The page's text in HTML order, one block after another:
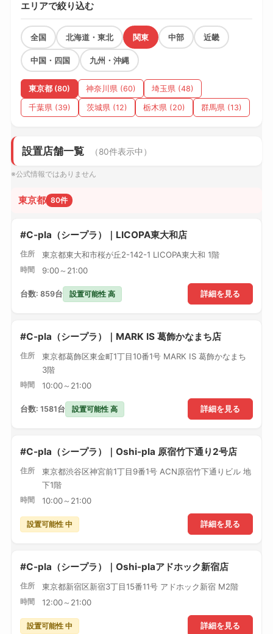
エリアで絞り込む
全国 北海道・東北 関東 中部 近畿
中国・四国 九州・沖縄
東京都 (80) 神奈川県 (60) 埼玉県 (48)
千葉県 (39) 茨城県 (12) 栃木県 (20) 群馬県 (13)
設置店舗一覧 （80件表示中）
※公式情報ではありません
東京都 80件
#C-pla（シープラ）｜LICOPA東大和店
住所 東京都東大和市桜が丘2-142-1 LICOPA東大和 1階
時間 9:00～21:00
詳細を見る
台数: 859台 設置可能性 高
#C-pla（シープラ）｜MARK IS 葛飾かなまち店
住所
東京都葛飾区東金町1丁目10番1号 MARK IS 葛飾かなまち
3階
時間 10:00～21:00
詳細を見る
台数: 1581台 設置可能性 高
#C-pla（シープラ）｜Oshi-pla 原宿竹下通り2号店
住所
東京都渋谷区神宮前1丁目9番1号 ACN原宿竹下通りビル 地
下1階
時間 10:00～21:00
詳細を見る
設置可能性 中
#C-pla（シープラ）｜Oshi-plaアドホック新宿店
住所 東京都新宿区新宿3丁目15番11号 アドホック新宿 M2階
時間 12:00～21:00
詳細を見る
設置可能性 中